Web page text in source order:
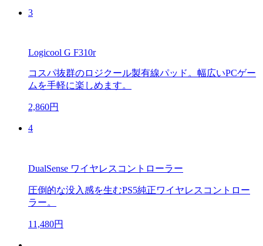
3
Logicool G F310r
コスパ抜群のロジクール製有線パッド。幅広いPCゲー
ムを手軽に楽しめます。
2,860円
4
DualSense ワイヤレスコントローラー
圧倒的な没入感を生むPS5純正ワイヤレスコントロー
ラー。
11,480円